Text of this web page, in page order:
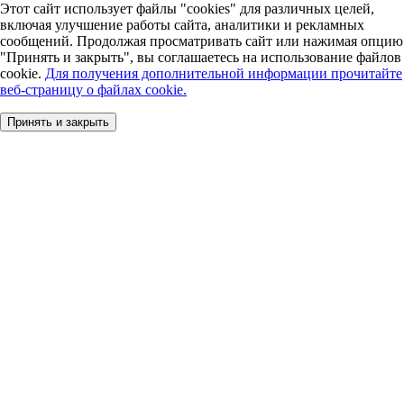
Этот сайт использует файлы "cookies" для различных целей,
включая улучшение работы сайта, аналитики и рекламных
сообщений. Продолжая просматривать сайт или нажимая опцию
"Принять и закрыть", вы соглашаетесь на использование файлов
cookie. Для получения дополнительной информации прочитайте
веб-страницу о файлах cookie.
Принять и закрыть